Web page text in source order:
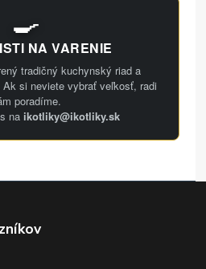
🍳
NA VARENIE
tradičný kuchynský riad a
si neviete vybrať veľkosť, radi
poradíme.
na ikotliky@ikotliky.sk